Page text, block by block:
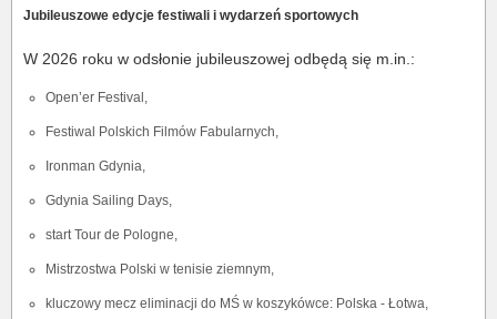
Jubileuszowe edycje festiwali i wydarzeń sportowych
W 2026 roku w odsłonie jubileuszowej odbędą się m.in.:
Open’er Festival,
Festiwal Polskich Filmów Fabularnych,
Ironman Gdynia,
Gdynia Sailing Days,
start Tour de Pologne,
Mistrzostwa Polski w tenisie ziemnym,
kluczowy mecz eliminacji do MŚ w koszykówce: Polska - Łotwa,